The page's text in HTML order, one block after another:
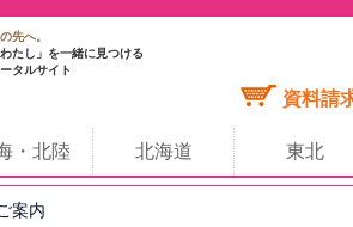
先へ。
たし」を一緒に見つける
タルサイト
資料請
・北陸 北海道 東北
案内